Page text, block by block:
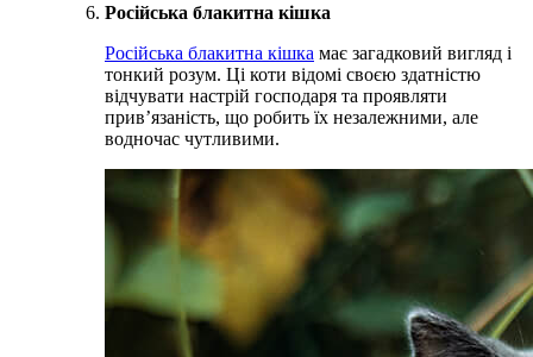
Російська блакитна кішка
Російська блакитна кішка має загадковий вигляд і
тонкий розум. Ці коти відомі своєю здатністю
відчувати настрій господаря та проявляти
прив’язаність, що робить їх незалежними, але
водночас чутливими.